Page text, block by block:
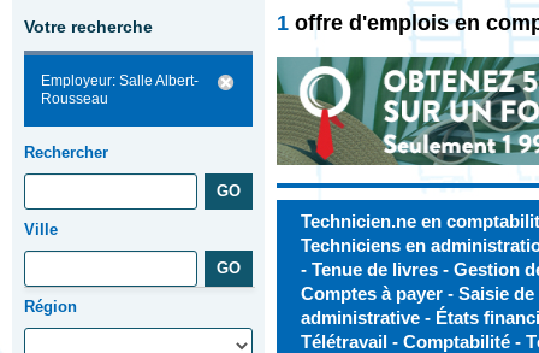
Votre recherche
Employeur: Salle Albert-
Rousseau
Rechercher
Ville
Région
1 offre d'emplois en
Technicien.ne en
Techniciens en
- Tenue de livres - Gestion
Comptes à payer - Saisie
administrative - États
Télétravail - Comptabilité -